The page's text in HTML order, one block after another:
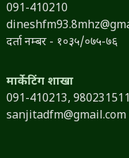
091-410210
दर्ता नम्बर - १०३५/०७५-७६
मार्केटिंग शाखा
091-410213,
sanjitadfm@gmail.com